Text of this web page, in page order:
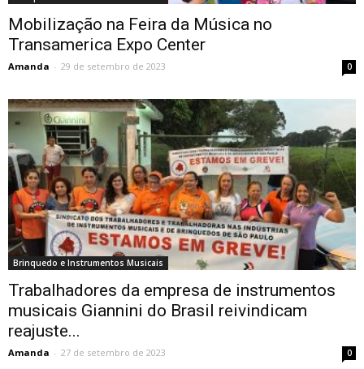
Mobilização na Feira da Música no
Transamerica Expo Center
Amanda - 29 de setembro de 2023 0
Brinquedo e Instrumentos Musicais
Trabalhadores da empresa de instrumentos
musicais Giannini do Brasil reivindicam
reajuste...
Amanda - 27 de setembro de 2023 0